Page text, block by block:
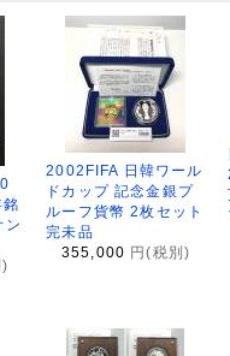
ン
)
2002FIFA 日韓ワール
ドカップ 記念金銀プ
ルーフ貨幣 2枚セット
完未品
355,000 円(税別)